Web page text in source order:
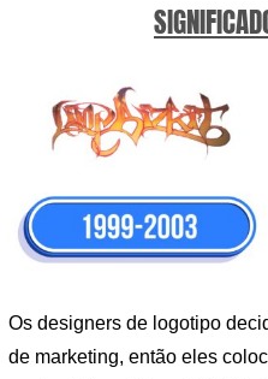
Os designers de logotipo
de marketing, então eles